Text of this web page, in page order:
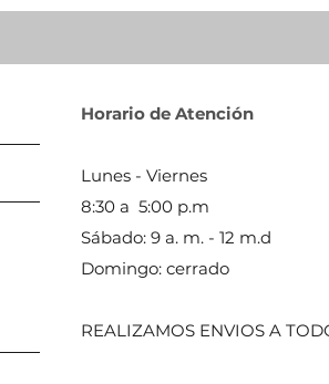
Horario de Atención
Lunes - Viernes
8:30 a 5:00 p.m
Sábado: 9 a. m. - 12 m.d
Domingo: cerrado
REALIZAMOS ENVIOS A